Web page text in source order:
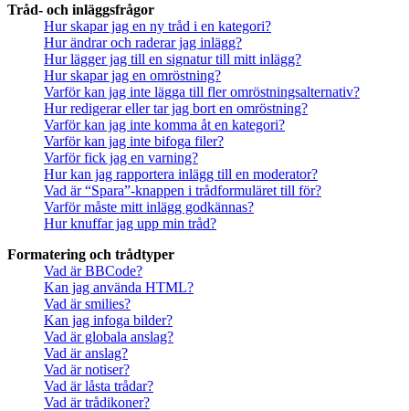
Tråd- och inläggsfrågor
Hur skapar jag en ny tråd i en kategori?
Hur ändrar och raderar jag inlägg?
Hur lägger jag till en signatur till mitt inlägg?
Hur skapar jag en omröstning?
Varför kan jag inte lägga till fler omröstningsalternativ?
Hur redigerar eller tar jag bort en omröstning?
Varför kan jag inte komma åt en kategori?
Varför kan jag inte bifoga filer?
Varför fick jag en varning?
Hur kan jag rapportera inlägg till en moderator?
Vad är “Spara”-knappen i trådformuläret till för?
Varför måste mitt inlägg godkännas?
Hur knuffar jag upp min tråd?
Formatering och trådtyper
Vad är BBCode?
Kan jag använda HTML?
Vad är smilies?
Kan jag infoga bilder?
Vad är globala anslag?
Vad är anslag?
Vad är notiser?
Vad är låsta trådar?
Vad är trådikoner?